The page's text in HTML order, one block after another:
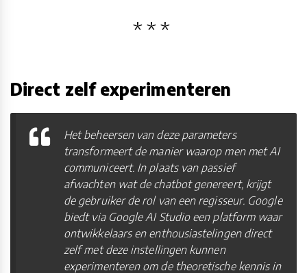
Direct zelf experimenteren
Het beheersen van deze parameters
transformeert de manier waarop men met AI
communiceert. In plaats van passief
afwachten wat de chatbot genereert, krijgt
de gebruiker de rol van een regisseur. Google
biedt via Google AI Studio een platform waar
ontwikkelaars en enthousiastelingen direct
zelf met deze instellingen kunnen
experimenteren om de theoretische kennis in